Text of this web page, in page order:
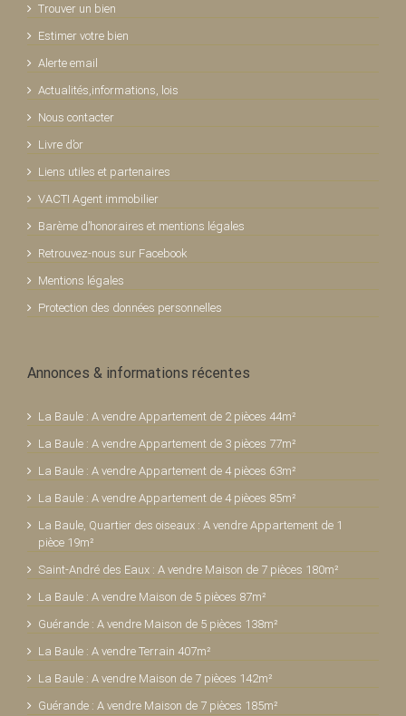
Trouver un bien
Estimer votre bien
Alerte email
Actualités,informations, lois
Nous contacter
Livre d’or
Liens utiles et partenaires
VACTI Agent immobilier
Barème d’honoraires et mentions légales
Retrouvez-nous sur Facebook
Mentions légales
Protection des données personnelles
Annonces & informations récentes
La Baule : A vendre Appartement de 2 pièces 44m²
La Baule : A vendre Appartement de 3 pièces 77m²
La Baule : A vendre Appartement de 4 pièces 63m²
La Baule : A vendre Appartement de 4 pièces 85m²
La Baule, Quartier des oiseaux : A vendre Appartement de 1
pièce 19m²
Saint-André des Eaux : A vendre Maison de 7 pièces 180m²
La Baule : A vendre Maison de 5 pièces 87m²
Guérande : A vendre Maison de 5 pièces 138m²
La Baule : A vendre Terrain 407m²
La Baule : A vendre Maison de 7 pièces 142m²
Guérande : A vendre Maison de 7 pièces 185m²